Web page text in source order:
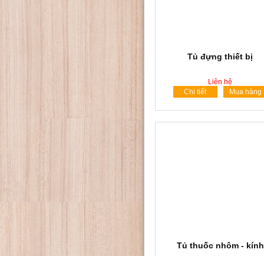
Tủ đựng thiết bị
Liên hệ
Chi tiết
Mua hàng
Tủ thuốc nhôm - kính